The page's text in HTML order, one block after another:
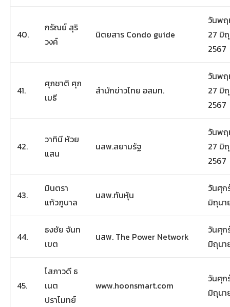
40.
กรัณย์ สุริ
วงค์
นิตยสาร Condo guide
วันพ
27 มิ
2567
41.
ศุภชาติ ศุภ
เมธี
สำนักข่าวไทย อสมท.
วันพ
27 มิ
2567
42.
วาทินี ห้วย
แสน
นสพ.สยามรัฐ
วันพ
27 มิ
2567
43.
มินตรา
แก้วภูบาล
นสพ.ทันหุ้น
วันศุก
มิถุนา
44.
ธงชัย จันท
เขต
นสพ. The Power Network
วันศุก
มิถุนา
45.
โสภาวดี ธ
เนต
ปราโมทย์
www.hoonsmart.com
วันศุก
มิถุนา